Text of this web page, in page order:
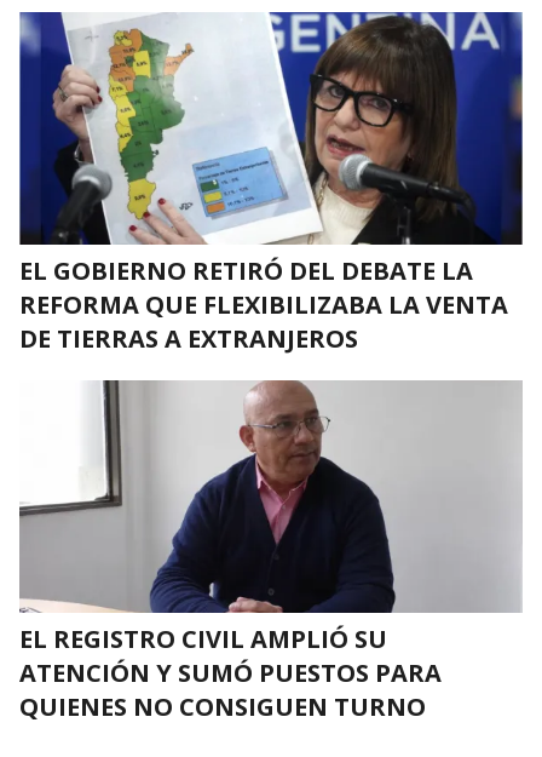
EL GOBIERNO RETIRÓ DEL DEBATE LA
REFORMA QUE FLEXIBILIZABA LA VENTA
DE TIERRAS A EXTRANJEROS
EL REGISTRO CIVIL AMPLIÓ SU
ATENCIÓN Y SUMÓ PUESTOS PARA
QUIENES NO CONSIGUEN TURNO